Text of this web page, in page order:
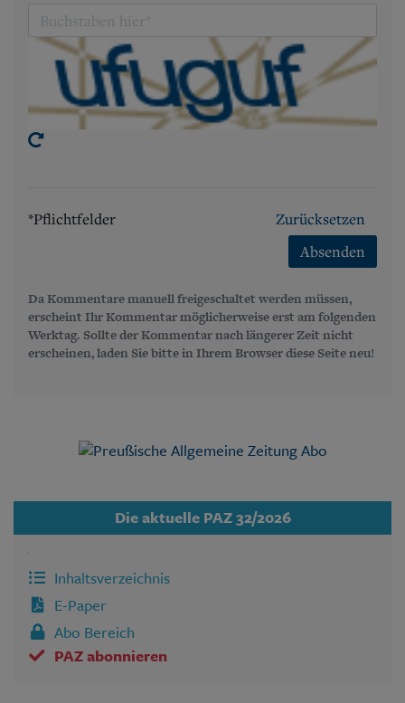
*Pflichtfelder
Zurücksetzen
Absenden
Da Kommentare manuell freigeschaltet werden müssen,
erscheint Ihr Kommentar möglicherweise erst am folgenden
Werktag. Sollte der Kommentar nach längerer Zeit nicht
erscheinen, laden Sie bitte in Ihrem Browser diese Seite neu!
Die aktuelle PAZ 32/2026
Inhaltsverzeichnis
E-Paper
Abo Bereich
PAZ abonnieren